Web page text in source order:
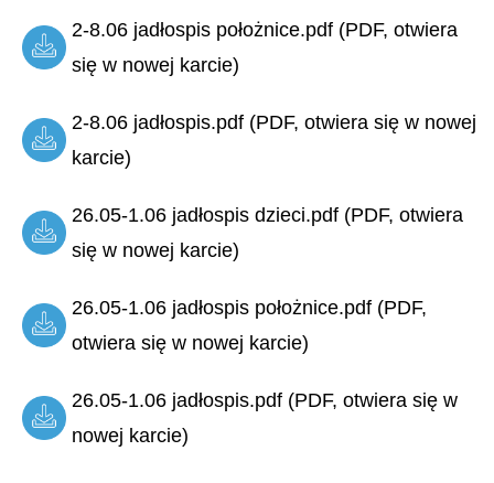
2-8.06 jadłospis położnice.pdf (PDF, otwiera
się w nowej karcie)
2-8.06 jadłospis.pdf (PDF, otwiera się w nowej
karcie)
26.05-1.06 jadłospis dzieci.pdf (PDF, otwiera
się w nowej karcie)
26.05-1.06 jadłospis położnice.pdf (PDF,
otwiera się w nowej karcie)
26.05-1.06 jadłospis.pdf (PDF, otwiera się w
nowej karcie)